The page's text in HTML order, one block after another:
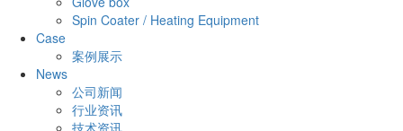
Spin Coater / Heating Equipment
Case
案例展示
News
公司新闻
行业资讯
技术资讯